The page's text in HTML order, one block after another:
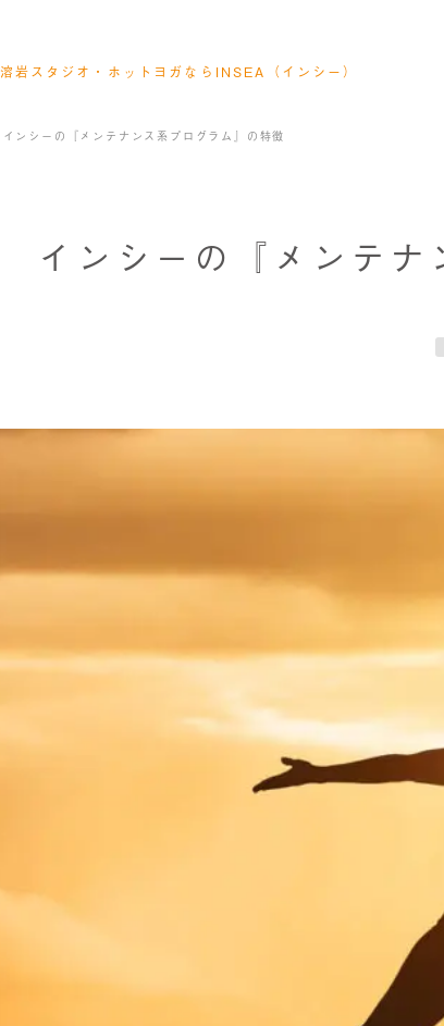
溶岩スタジオ・ホットヨガならINSEA（インシー）
インシーの『メンテナンス系プログラム』の特徴
インシーの『メンテ